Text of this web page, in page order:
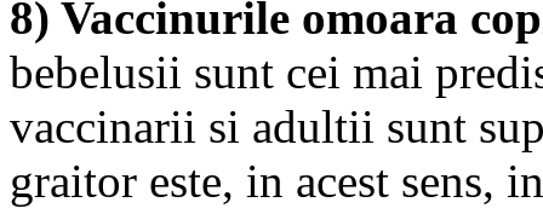
8) Vaccinurile omoara
bebelusii sunt cei mai
vaccinarii si adultii sunt
graitor este, in acest sens,